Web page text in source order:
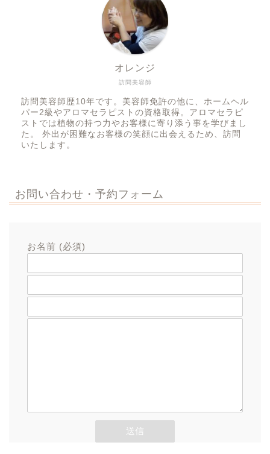
訪問美容師
オレンジ
訪問美容師歴10年です。美容師免許の他に、ホームヘル
パー2級やアロマセラピストの資格取得。アロマセラピ
ストでは植物の持つ力やお客様に寄り添う事を学びまし
た。 外出が困難なお客様の笑顔に出会えるため、訪問
いたします。
お問い合わせ・予約フォーム
お名前 (必須)